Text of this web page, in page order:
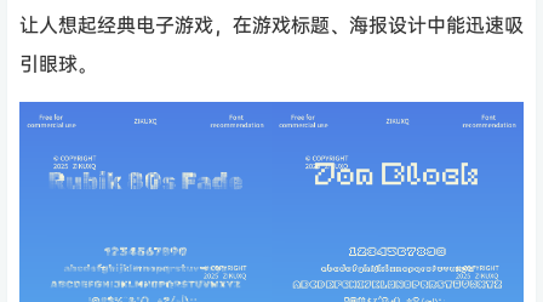
让人想起经典电子游戏，在游戏标题、海报设计中能迅速吸
引眼球。